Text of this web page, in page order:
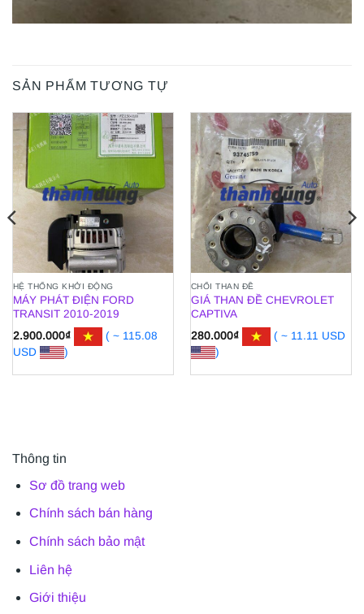
SẢN PHẨM TƯƠNG TỰ
HỆ THỐNG KHỞI ĐỘNG
MÁY PHÁT ĐIỆN FORD
TRANSIT 2010-2019
2.900.000₫
( ~ 115.08
USD
)
CHỔI THAN ĐỀ
GIÁ THAN ĐỀ CHEVROLET
CAPTIVA
280.000₫
( ~ 11.11 USD
)
Thông tin
Sơ đồ trang web
Chính sách bán hàng
Chính sách bảo mật
Liên hệ
Giới thiệu